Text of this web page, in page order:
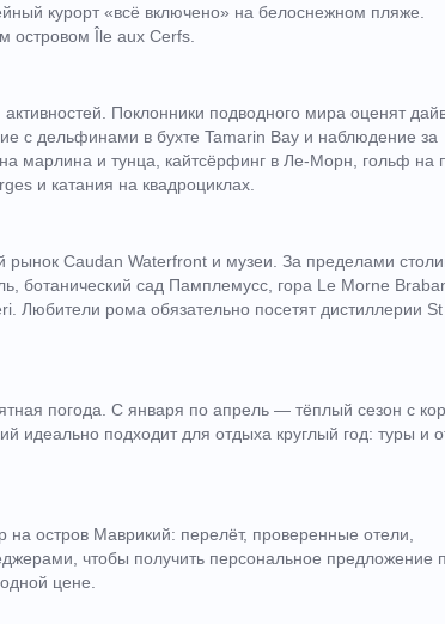
курорт «всё включено» на белоснежном пляже.
островом Île aux Cerfs.
Поклонники подводного мира оценят
с дельфинами в бухте Tamarin Bay и наблюдение за
марлина и тунца, кайтсёрфинг в Ле-Морн, гольф на
и катания на квадроциклах.
Caudan Waterfront и музеи. За пределами
ботанический сад Памплемусс, гора Le Morne
рома обязательно посетят дистиллерии St
погода. С января по апрель — тёплый сезон с
идеально подходит для отдыха круглый год: туры и
остров Маврикий: перелёт, проверенные отели,
чтобы получить персональное предложение
цене.